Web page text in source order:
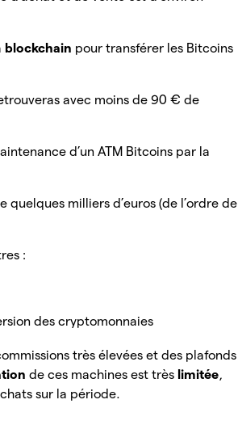
blockchain pour transférer les Bitcoins
avec moins de 90 € de
d’un ATM Bitcoins par la
milliers d’euros (de l’ordre de
:
des cryptomonnaies
très élevées et des plafonds
de ces machines est très limitée,
sur la période.